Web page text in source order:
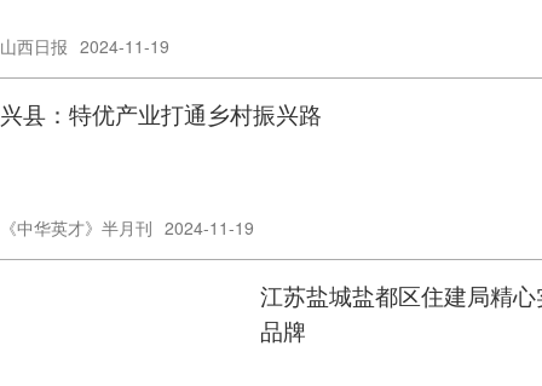
山西日报 2024-11-19
兴县：特优产业打通乡村振兴路
《中华英才》半月刊 2024-11-19
江苏盐城盐都区住建局精
品牌